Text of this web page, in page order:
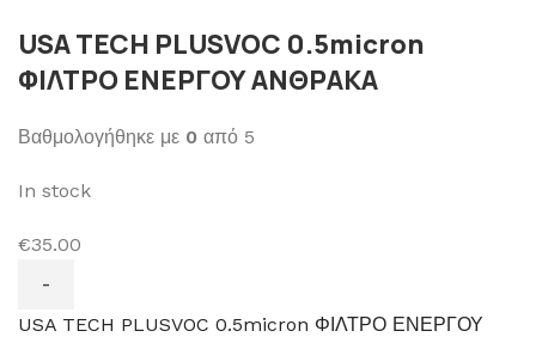
USA TECH PLUSVOC 0.5micron
ΦΙΛΤΡΟ ΕΝΕΡΓΟΥ ΑΝΘΡΑΚΑ
Βαθμολογήθηκε με 0 από 5
In stock
€35.00
USA TECH PLUSVOC 0.5micron ΦΙΛΤΡΟ ΕΝΕΡΓΟΥ